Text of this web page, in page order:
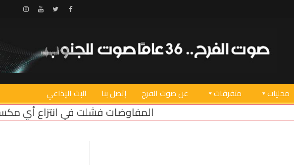
Facebook
Twitter
Youtube
Instagram
محليات متفرقات عن صوت الفرح إتصل بنا البث الإذاعي
المفاوضات فشلت في انتزاع أي مكسب للبنان 3 مسارات تفاوضية في روما… وملف الأسرى يتصدر المباحثات